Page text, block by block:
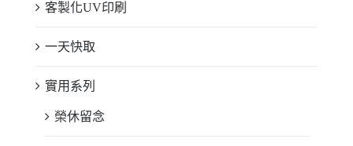
客製化UV印刷
一天快取
實用系列
榮休留念